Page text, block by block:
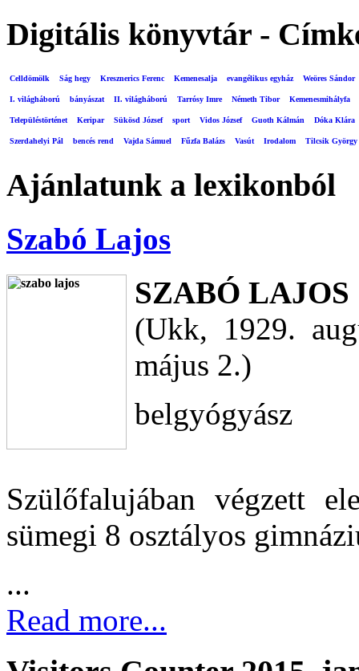
Digitális könyvtár -
Celldömölk Ság hegy Kresznerics Ferenc Kemenesalja evangélikus egyház Weöres Sándor
I. világháború bányászat II. világháború Tarrósy Imre Németh Tibor Kemenesmihályfa
Településtörténet Keripar Sükösd József sport Vidos József Guoth Kálmán Dóka Klára
Szerdahelyi Pál bencés rend Vajda Sámuel Fűzfa Balázs Vasút Irodalom Tilcsik György
Ajánlatunk a lexikonból
Szabó Lajos
SZABÓ LAJOS
(Ukk, 1929.
május 2.)
belgyógyász
Szülőfalujában végzett
sümegi 8 osztályos
...
Read more...